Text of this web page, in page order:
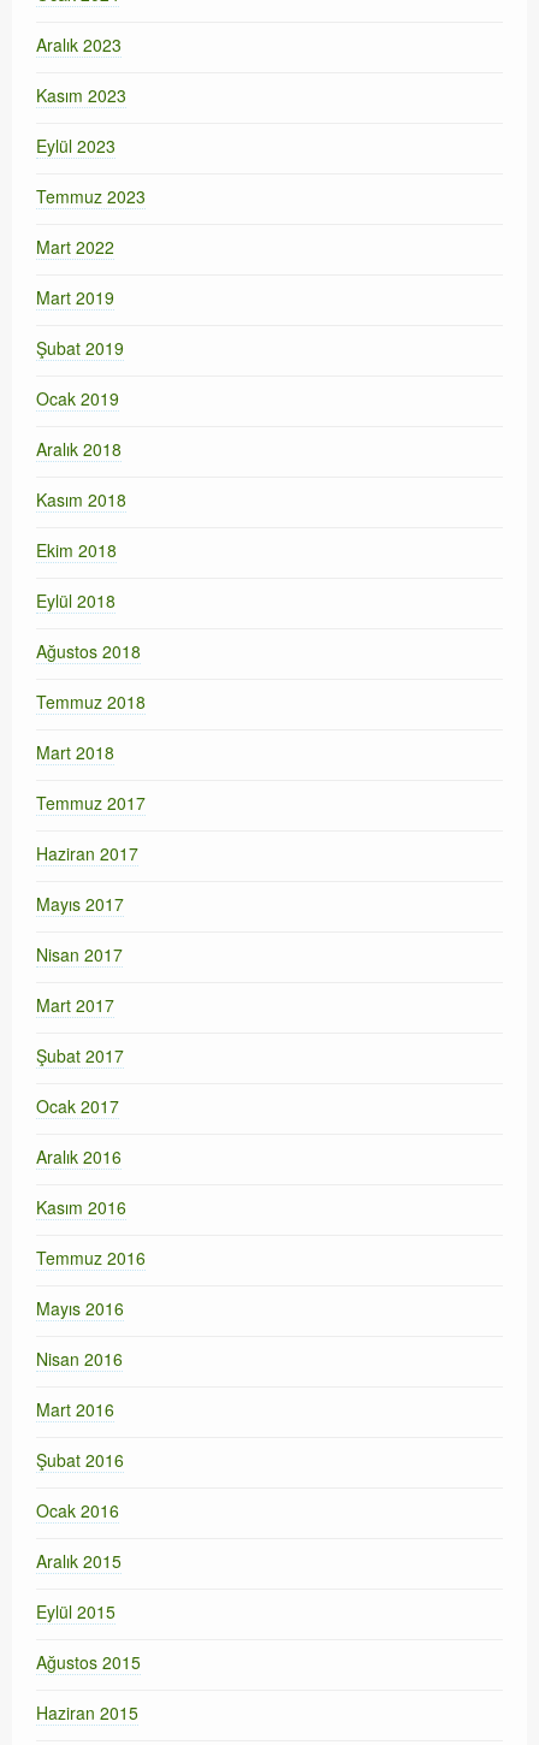
Aralık 2023
Kasım 2023
Eylül 2023
Temmuz 2023
Mart 2022
Mart 2019
Şubat 2019
Ocak 2019
Aralık 2018
Kasım 2018
Ekim 2018
Eylül 2018
Ağustos 2018
Temmuz 2018
Mart 2018
Temmuz 2017
Haziran 2017
Mayıs 2017
Nisan 2017
Mart 2017
Şubat 2017
Ocak 2017
Aralık 2016
Kasım 2016
Temmuz 2016
Mayıs 2016
Nisan 2016
Mart 2016
Şubat 2016
Ocak 2016
Aralık 2015
Eylül 2015
Ağustos 2015
Haziran 2015